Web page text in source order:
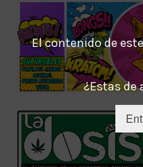
El contenido de
¿Estas de